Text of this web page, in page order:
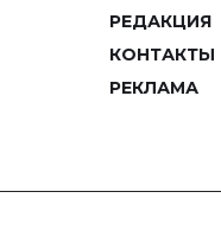
РЕДАКЦИЯ
КОНТАКТЫ
РЕКЛАМА